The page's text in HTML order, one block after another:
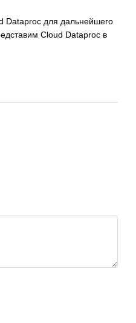
Dataproc для дальнейшего
Cloud Dataproc в